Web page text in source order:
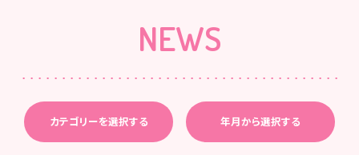
NEWS
カテゴリーを選択する 年月から選択する